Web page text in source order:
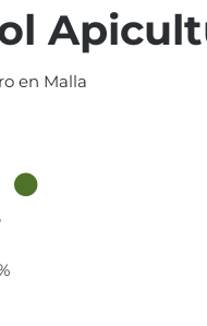
en Malla